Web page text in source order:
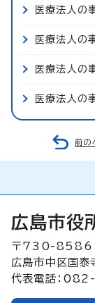
医療法人
医療法人
医療法人
医療法人
前の
広島市役
〒730-8586
広島市中区国
代表電話：